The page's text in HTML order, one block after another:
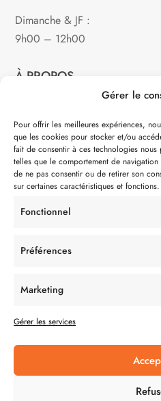
Gérer le
Pour offrir les meilleures expériences,
que les cookies pour stocker et/ou
fait de consentir à ces technologies
telles que le comportement de
de ne pas consentir ou de retirer son
sur certaines caractéristiques et fonctions.
Fonctionnel
Préférences
Marketing
Gérer les services
Dimanche & JF :
9h00 – 12h00
À PROPOS
Notre philosophie
Contact
Partenaire de:
CONDITION